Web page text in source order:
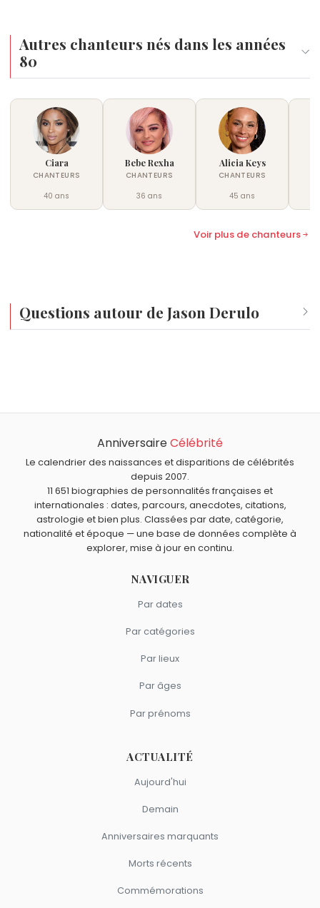
Autres chanteurs nés dans les années
80
Ciara
CHANTEURS
40 ans
Bebe Rexha
CHANTEURS
36 ans
Alicia Keys
CHANTEURS
45 ans
Voir plus de chanteurs
Questions autour de Jason Derulo
Quels chanteurs sont nés en 1989 comme Jason Derulo ?
Cœur de pirate Bill Kaulitz ,Sheryfa Luna
Quels chanteurs américains sont du signe Vierge
Beyoncé,Barry White
Buddy Hollysont du signe Vierge.
AnniversaireCélébrité
Le calendrier des naissances et disparitions de célébrités
depuis 2007.
11 651 biographies de personnalités françaises et
internationales : dates, parcours, anecdotes, citations,
astrologie et bien plus. Classées par date, catégorie,
nationalité et époque — une base de données complète à
explorer, mise à jour en continu.
NAVIGUER
Par dates
Par catégories
Par lieux
Par âges
Par prénoms
ACTUALITÉ
Aujourd'hui
Demain
Anniversaires marquants
Morts récents
Commémorations